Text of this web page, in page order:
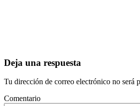
Deja una respuesta
Tu dirección de correo electrónico no será
Comentario